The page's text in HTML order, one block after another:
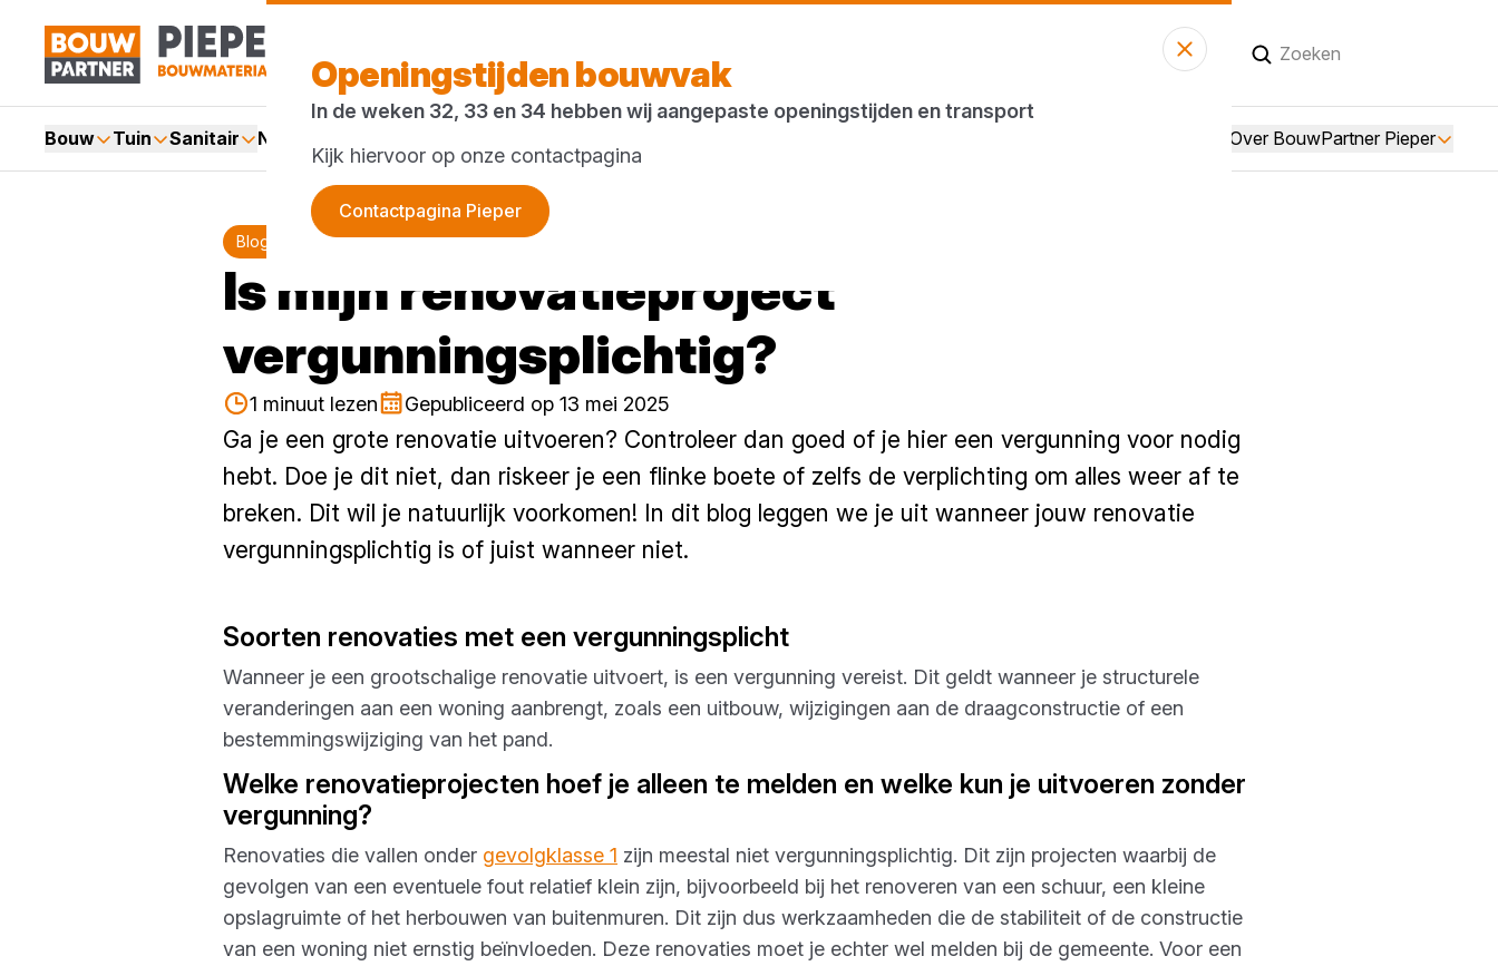
tot 17:00 uur
Bouw Tuin Sanitair Nieuws en blog Over BouwPartner Pieper
Blog wet- en regelgeving
Is mijn renovatieproject
vergunningsplichtig?
1 minuut lezen Gepubliceerd op 13 mei 2025
Ga je een grote renovatie uitvoeren? Controleer dan goed of je hier een vergunning voor nodig
hebt. Doe je dit niet, dan riskeer je een flinke boete of zelfs de verplichting om alles weer af te
breken. Dit wil je natuurlijk voorkomen! In dit blog leggen we je uit wanneer jouw renovatie
vergunningsplichtig is of juist wanneer niet.
Soorten renovaties met een vergunningsplicht
Wanneer je een grootschalige renovatie uitvoert, is een vergunning vereist. Dit geldt wanneer je structurele
veranderingen aan een woning aanbrengt, zoals een uitbouw, wijzigingen aan de draagconstructie of een
bestemmingswijziging van het pand.
Welke renovatieprojecten hoef je alleen te melden en welke kun je uitvoeren zonder
vergunning?
Renovaties die vallen onder gevolgklasse 1 zijn meestal niet vergunningsplichtig. Dit zijn projecten waarbij de
gevolgen van een eventuele fout relatief klein zijn, bijvoorbeeld bij het renoveren van een schuur, een kleine
opslagruimte of het herbouwen van buitenmuren. Dit zijn dus werkzaamheden die de stabiliteit of de constructie
van een woning niet ernstig beïnvloeden. Deze renovaties moet je echter wel melden bij de gemeente. Voor een
Openingstijden bouwvak
In de weken 32, 33 en 34 hebben wij aangepaste openingstijden en transport
Kijk hiervoor op onze contactpagina
Contactpagina Pieper